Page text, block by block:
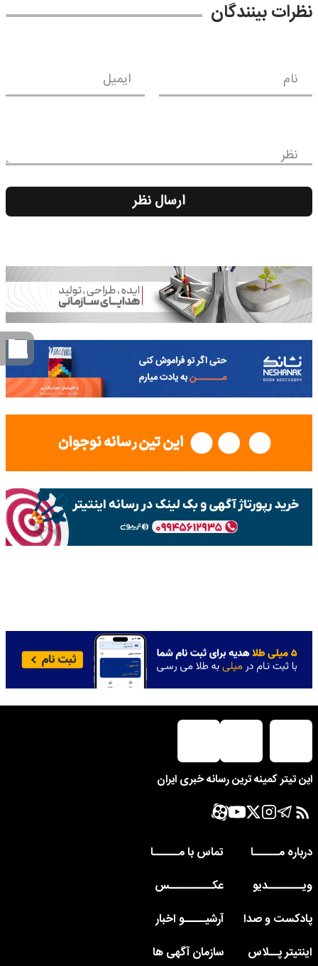
نظرات بینندگان
نام ایمیل
نظر
ارسال نظر
این تیتر کمینه ترین رسانه خبری ایران
درباره مــــــا
تماس با مــــــا
ویــــــــدیو
عکــــــــــس
پادکست و صدا
آرشیـــــو اخبار
اینتیتر پــلاس
سازمان آگهی ها